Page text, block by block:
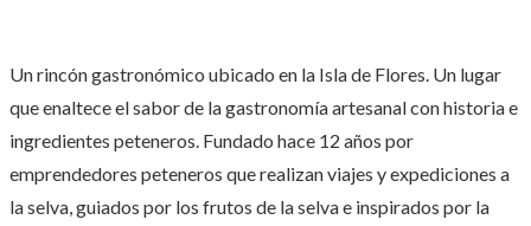
Un rincón gastronómico ubicado en la Isla de Flores. Un lugar
que enaltece el sabor de la gastronomía artesanal con historia e
ingredientes peteneros. Fundado hace 12 años por
emprendedores peteneros que realizan viajes y expediciones a
la selva, guiados por los frutos de la selva e inspirados por la